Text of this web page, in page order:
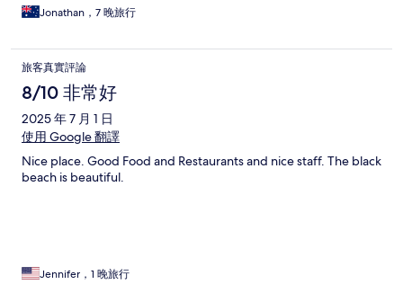
Jonathan，7 晚旅行
旅客真實評論
8/10 非常好
2025 年 7 月 1 日
使用 Google 翻譯
Nice place. Good Food and Restaurants and nice staff. The black
beach is beautiful.
Jennifer，1 晚旅行